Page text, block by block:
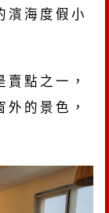
濱海度假小
點之一，
的景色，